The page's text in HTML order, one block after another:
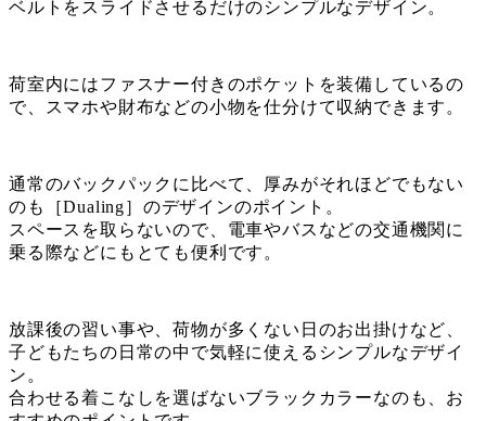
ベルトをスライドさせるだけのシンプルなデザイン。
荷室内にはファスナー付きのポケットを装備しているの
で、スマホや財布などの小物を仕分けて収納できます。
通常のバックパックに比べて、厚みがそれほどでもない
のも［Dualing］のデザインのポイント。
スペースを取らないので、電車やバスなどの交通機関に
乗る際などにもとても便利です。
放課後の習い事や、荷物が多くない日のお出掛けなど、
子どもたちの日常の中で気軽に使えるシンプルなデザイ
ン。
合わせる着こなしを選ばないブラックカラーなのも、お